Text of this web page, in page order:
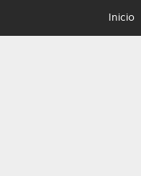
Inicio